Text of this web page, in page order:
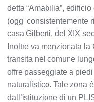
detta “Amabilia”,
(oggi consistentemente
casa Gilberti, del XIX
Inoltre va menzionata
transita nel comune
offre passeggiate a
naturalistico. Tale zona
dall’istituzione di un